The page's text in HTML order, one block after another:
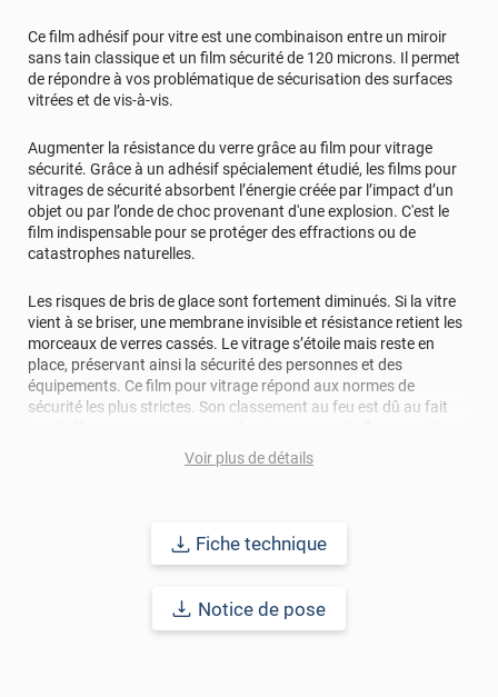
Ce film adhésif pour vitre est une combinaison entre un miroir
sans tain classique et un film sécurité de 120 microns. Il permet
de répondre à vos problématique de sécurisation des surfaces
vitrées et de vis-à-vis.
Augmenter la résistance du verre grâce au film pour vitrage
sécurité. Grâce à un adhésif spécialement étudié, les films pour
vitrages de sécurité absorbent l’énergie créée par l’impact d’un
objet ou par l’onde de choc provenant d'une explosion. C'est le
film indispensable pour se protéger des effractions ou de
catastrophes naturelles.
Les risques de bris de glace sont fortement diminués. Si la vitre
vient à se briser, une membrane invisible et résistance retient les
morceaux de verres cassés. Le vitrage s’étoile mais reste en
place, préservant ainsi la sécurité des personnes et des
équipements. Ce film pour vitrage répond aux normes de
sécurité les plus strictes. Son classement au feu est dû au fait
empêchera aussi la vitre équipée de voler en éclats sous haute
un vitrage en miroir parfait d’un côté tout en gardant la visibilité
luminosité. Vous pouvez donc voir tout en étant invisible. Le film
miroir sans tain joue sur le phénomène du balancement de la
Voir plus de détails
Fiche technique
Notice de pose